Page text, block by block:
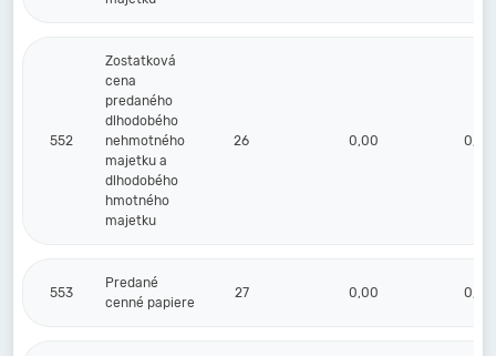
552
Zostatková
cena
predaného
dlhodobého
nehmotného
majetku a
dlhodobého
hmotného
majetku
26 0,00 0,00
553
Predané
cenné papiere
27 0,00 0,00